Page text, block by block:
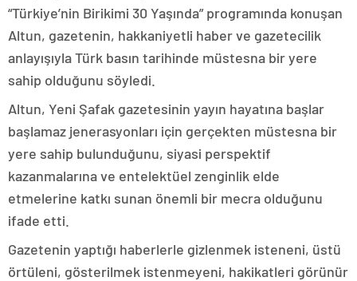
“Türkiye’nin Birikimi 30 Yaşında” programında konuşan
Altun, gazetenin, hakkaniyetli haber ve gazetecilik
anlayışıyla Türk basın tarihinde müstesna bir yere
sahip olduğunu söyledi.
Altun, Yeni Şafak gazetesinin yayın hayatına başlar
başlamaz jenerasyonları için gerçekten müstesna bir
yere sahip bulunduğunu, siyasi perspektif
kazanmalarına ve entelektüel zenginlik elde
etmelerine katkı sunan önemli bir mecra olduğunu
ifade etti.
Gazetenin yaptığı haberlerle gizlenmek isteneni, üstü
örtüleni, gösterilmek istenmeyeni, hakikatleri görünür